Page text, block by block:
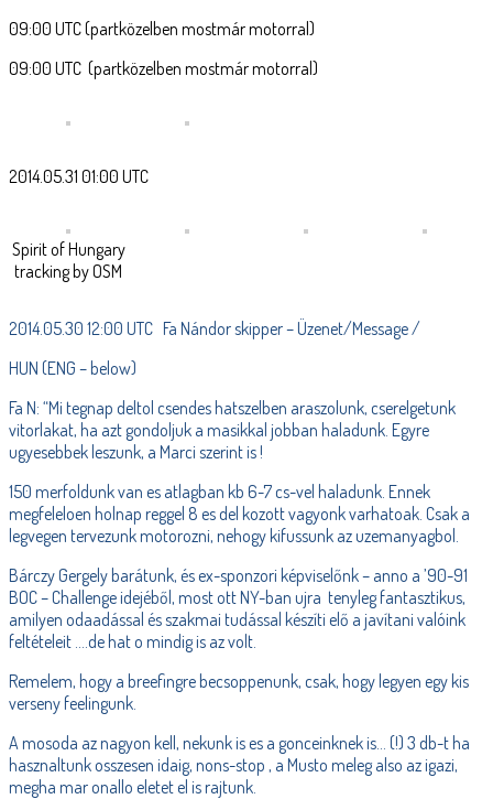
09:00 UTC (partközelben mostmár motorral)
09:00 UTC (partközelben mostmár motorral)
2014.05.31 01:00 UTC
Spirit of Hungary
tracking by OSM
2014.05.30 12:00 UTC Fa Nándor skipper – Üzenet/Message /
HUN (ENG – below)
Fa N: “Mi tegnap deltol csendes hatszelben araszolunk, cserelgetunk
vitorlakat, ha azt gondoljuk a masikkal jobban haladunk. Egyre
ugyesebbek leszunk, a Marci szerint is !
150 merfoldunk van es atlagban kb 6-7 cs-vel haladunk. Ennek
megfeleloen holnap reggel 8 es del kozott vagyonk varhatoak. Csak a
legvegen tervezunk motorozni, nehogy kifussunk az uzemanyagbol.
Bárczy Gergely barátunk, és ex-sponzori képviselőnk – anno a ’90-91
BOC – Challenge idejéből, most ott NY-ban ujra tenyleg fantasztikus,
amilyen odaadással és szakmai tudással készíti elő a javítani valóink
feltételeit ….de hat o mindig is az volt.
Remelem, hogy a breefingre becsoppenunk, csak, hogy legyen egy kis
verseny feelingunk.
A mosoda az nagyon kell, nekunk is es a gonceinknek is… (!) 3 db-t ha
hasznaltunk osszesen idaig, nons-stop , a Musto meleg also az igazi,
megha mar onallo eletet el is rajtunk.